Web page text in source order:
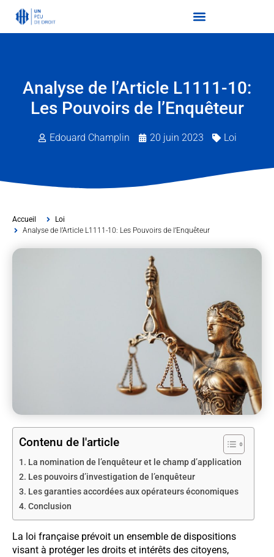
Analyse de l’Article L1111-10:
Les Pouvoirs de l’Enquêteur
Edouard Champlin 20 juin 2023 Loi
Accueil
Loi
Analyse de l’Article L1111-10: Les Pouvoirs de l’Enquêteur
Contenu de l'article
La nomination de l’enquêteur et le champ d’application
Les pouvoirs d’investigation de l’enquêteur
Les garanties accordées aux opérateurs économiques
Conclusion
La loi française prévoit un ensemble de dispositions
visant à protéger les droits et intérêts des citoyens,